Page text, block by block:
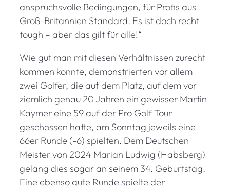
anspruchsvolle Bedingungen, für Profis aus
Groß-Britannien Standard. Es ist doch recht
tough – aber das gilt für alle!“
Wie gut man mit diesen Verhältnissen zurecht
kommen konnte, demonstrierten vor allem
zwei Golfer, die auf dem Platz, auf dem vor
ziemlich genau 20 Jahren ein gewisser Martin
Kaymer eine 59 auf der Pro Golf Tour
geschossen hatte, am Sonntag jeweils eine
66er Runde (-6) spielten. Dem Deutschen
Meister von 2024 Marian Ludwig (Habsberg)
gelang dies sogar an seinem 34. Geburtstag.
Eine ebenso gute Runde spielte der